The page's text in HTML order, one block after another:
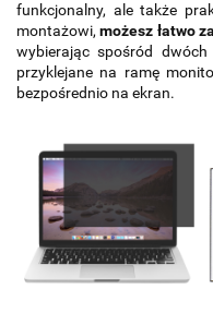
funkcjonalny, ale także
montażowi,możesz łatwo
wybierając spośród
przyklejane na ramę
bezpośrednio na ekran.